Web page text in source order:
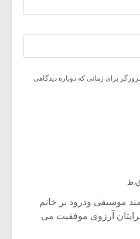
برای زمانی که دوباره دیدگاهی
موسیقی ودرود بر خانم
آرزوی موفقیت می